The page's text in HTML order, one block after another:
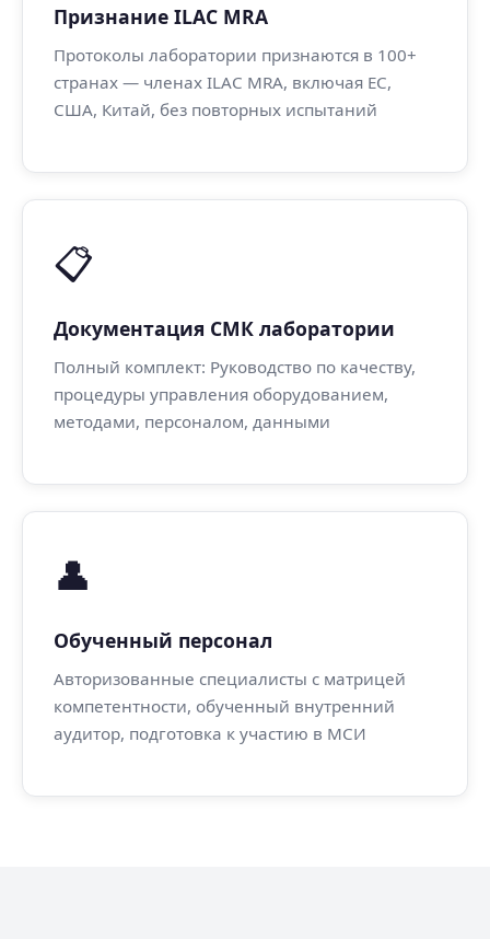
Признание ILAC MRA
Протоколы лаборатории признаются в 100+
странах — членах ILAC MRA, включая ЕС,
США, Китай, без повторных испытаний
📋
Документация СМК лаборатории
Полный комплект: Руководство по качеству,
процедуры управления оборудованием,
методами, персоналом, данными
👤
Обученный персонал
Авторизованные специалисты с матрицей
компетентности, обученный внутренний
аудитор, подготовка к участию в МСИ